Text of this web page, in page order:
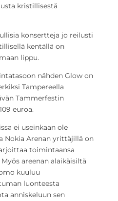
kristillisestä
konsertteja jo reilusti
kentällä on
lippu.
nähden Glow on
Tampereella
Tammerfestin
euroa.
ei useinkaan ole
Nokia Arenan yrittäjillä on
toimintaansa
areenan alaikäisiltä
kuuluu
luonteesta
anniskeluun sen